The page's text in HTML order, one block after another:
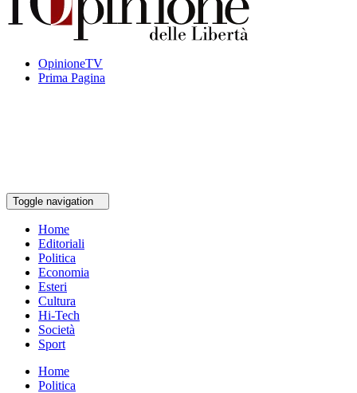
OpinioneTV
Prima Pagina
Toggle navigation
Home
Editoriali
Politica
Economia
Esteri
Cultura
Hi-Tech
Società
Sport
Home
Politica